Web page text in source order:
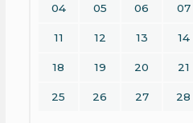
04 05 06 07
11 12 13 14
18 19 20 21
25 26 27 28